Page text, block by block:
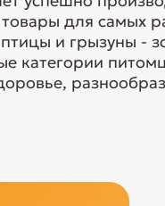
для самых
и грызуны -
категории